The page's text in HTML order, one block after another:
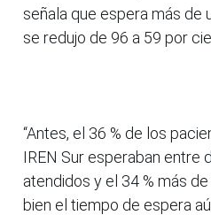
señala que espera más de
se redujo de 96 a 59 por
“Antes, el 36 % de los
IREN Sur esperaban entre
atendidos y el 34 % más
bien el tiempo de espera